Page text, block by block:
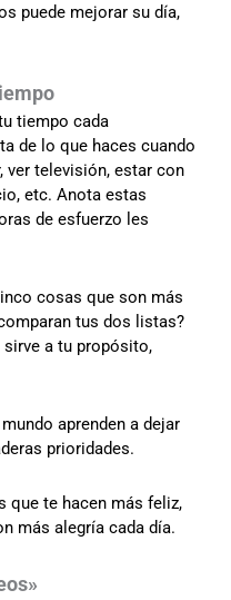
puede mejorar su día,
tiempo cada
de lo que haces cuando
ver televisión, estar con
etc. Anota estas
de esfuerzo les
cosas que son más
tus dos listas?
a tu propósito,
aprenden a dejar
prioridades.
que te hacen más feliz,
más alegría cada día.